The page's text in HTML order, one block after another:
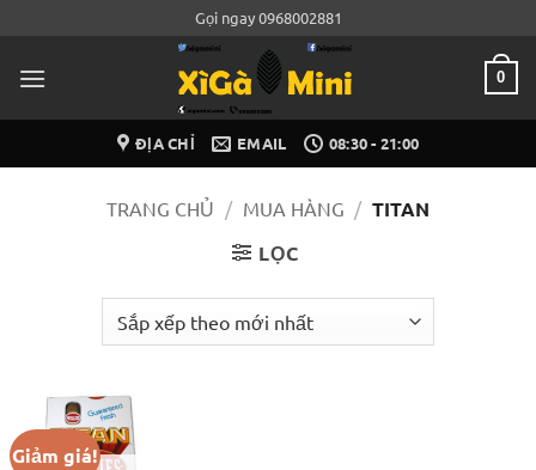
nội
Gọi ngay 0968002881
0
ĐỊA CHỈ EMAIL 08:30 - 21:00
TRANG CHỦ / MUA HÀNG / TITAN
LỌC
Giảm giá!